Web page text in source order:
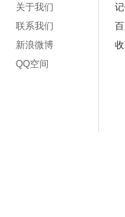
关于我们
联系我们
新浪微博
QQ空间